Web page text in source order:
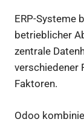
ERP-Systeme
betrieblicher
zentrale
verschiedener
Faktoren.
Odoo